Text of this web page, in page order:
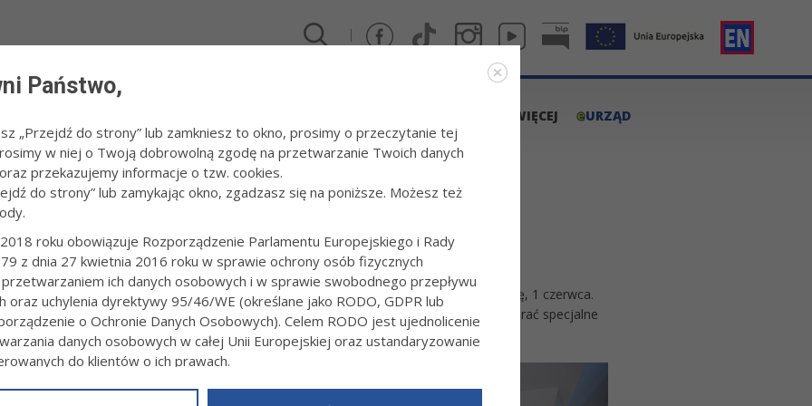
WIĘCEJ eURZĄD
gdzie i jak?
- CO, GDZIE I JAK?
Redakcja tarnow.pl
druga tura wyborów Prezydenta RP. Swój głos będą mogli oddać w przyszłą niedzielę, 1 czerwca.
w tym dniu nie będą mogli zagłosować w swoim miejscu zamieszkania, powinni pobrać specjalne
Państwo,
„Przejdź do strony” lub zamkniesz to okno, prosimy o przeczytanie tej
w niej o Twoją dobrowolną zgodę na przetwarzanie Twoich danych
przekazujemy informacje o tzw. cookies.
do strony” lub zamykając okno, zgadzasz się na poniższe. Możesz też
roku obowiązuje Rozporządzenie Parlamentu Europejskiego i Rady
z dnia 27 kwietnia 2016 roku w sprawie ochrony osób fizycznych
ich danych osobowych i w sprawie swobodnego przepływu
oraz uchylenia dyrektywy 95/46/WE (określane jako RODO, GDPR lub
o Ochronie Danych Osobowych). Celem RODO jest ujednolicenie
danych osobowych w całej Unii Europejskiej oraz ustandaryzowanie
do klientów o ich prawach.
powyższym, w zakładceRODOna stroniehttps://www.tarnow.pl/Wiecej-